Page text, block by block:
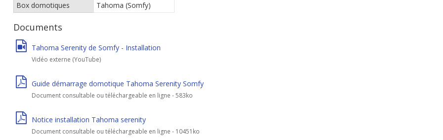
Box domotiques
Tahoma (Somfy)
Documents
Tahoma Serenity de Somfy - Installation
Vidéo externe (YouTube)
Guide démarrage domotique Tahoma Serenity Somfy
Document consultable ou téléchargeable en ligne - 583ko
Notice installation Tahoma serenity
Document consultable ou téléchargeable en ligne - 10451ko